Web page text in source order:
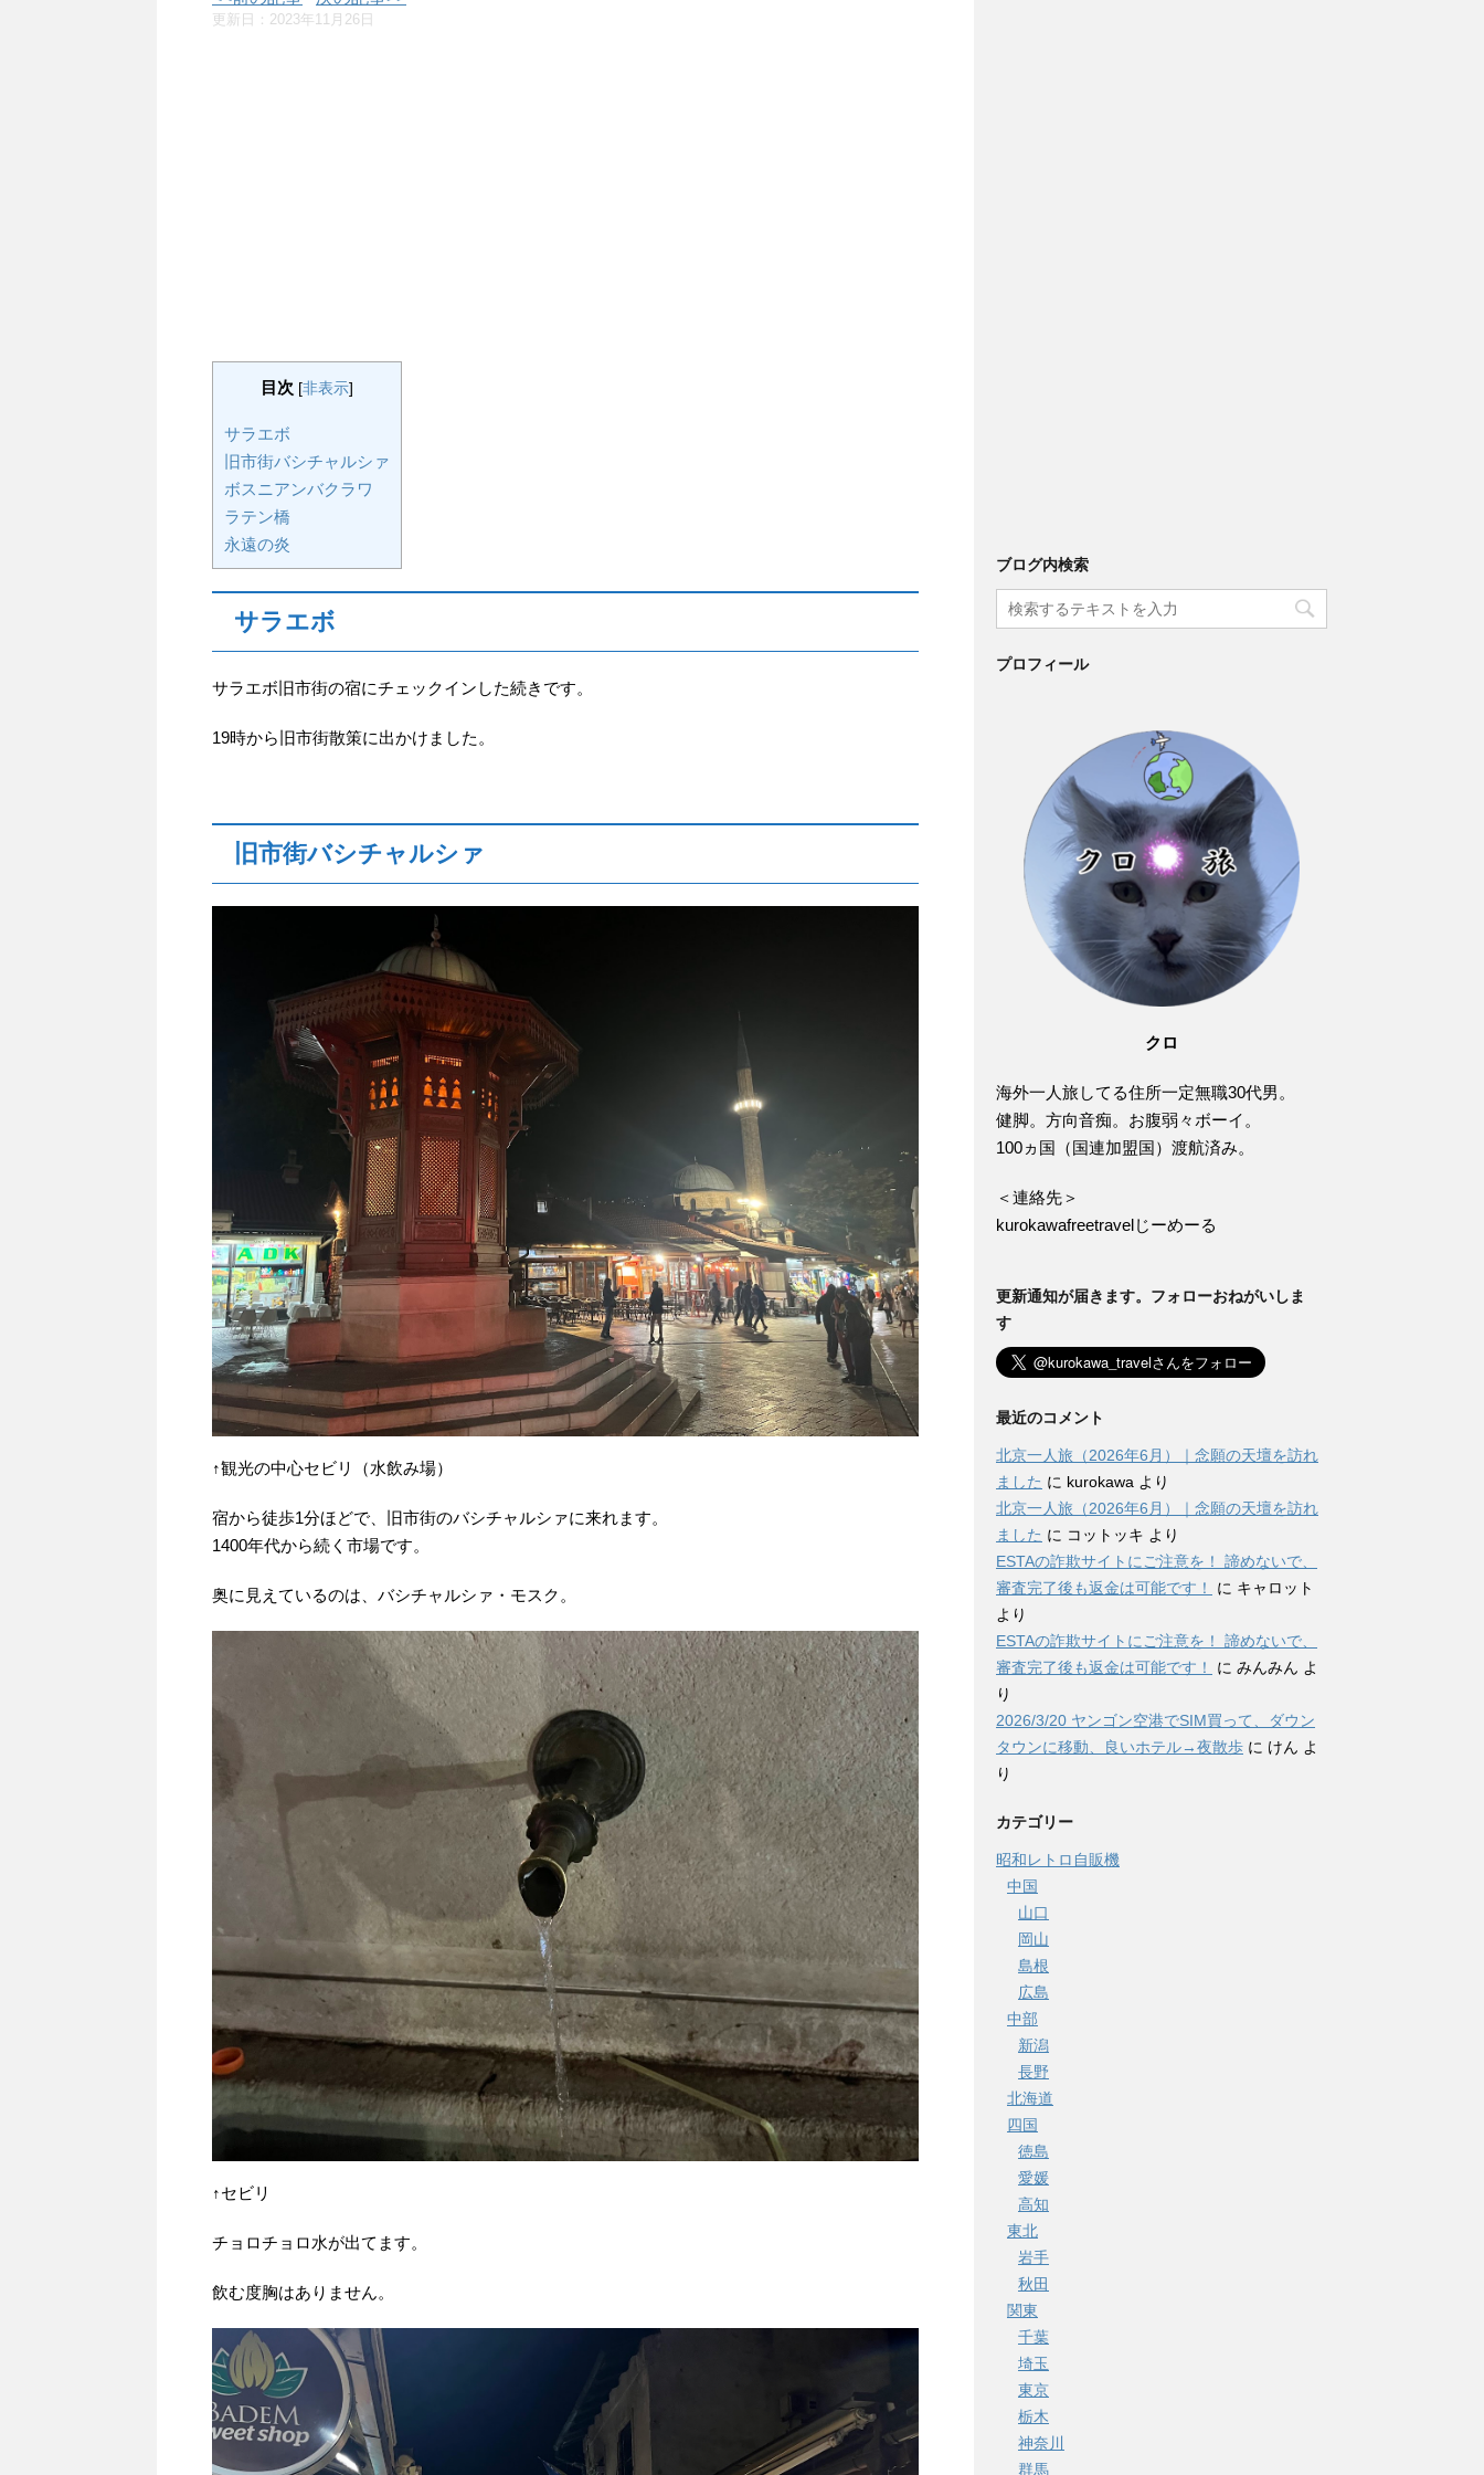
更新日： 2023年11月26日
目次 [非表示]
サラエボ
旧市街バシチャルシァ
ボスニアンバクラワ
ラテン橋
永遠の炎
サラエボ
サラエボ旧市街の宿にチェックインした続きです。
19時から旧市街散策に出かけました。
旧市街バシチャルシァ
↑観光の中心セビリ（水飲み場）
宿から徒歩1分ほどで、旧市街のバシチャルシァに来れます。
1400年代から続く市場です。
奥に見えているのは、バシチャルシァ・モスク。
↑セビリ
チョロチョロ水が出てます。
飲む度胸はありません。
ブログ内検索
プロフィール
クロ
海外一人旅してる住所一定無職30代男。
健脚。方向音痴。お腹弱々ボーイ。
100ヵ国（国連加盟国）渡航済み。
＜連絡先＞
kurokawafreetravelじーめーる
更新通知が届きます。フォローおねがいしま
す
最近のコメント
北京一人旅（2026年6月）｜念願の天壇を訪れ
ました に kurokawa より
北京一人旅（2026年6月）｜念願の天壇を訪れ
ました に コットッキ より
ESTAの詐欺サイトにご注意を！ 諦めないで、
審査完了後も返金は可能です！
に キャロット
より
ESTAの詐欺サイトにご注意を！ 諦めないで、
審査完了後も返金は可能です！
に みんみん よ
り
2026/3/20 ヤンゴン空港でSIM買って、ダウン
タウンに移動、良いホテル→夜散歩 に けん よ
り
カテゴリー
昭和レトロ自販機
中国
山口
岡山
島根
広島
中部
新潟
長野
北海道
四国
徳島
愛媛
高知
東北
岩手
秋田
関東
千葉
埼玉
東京
栃木
神奈川
群馬